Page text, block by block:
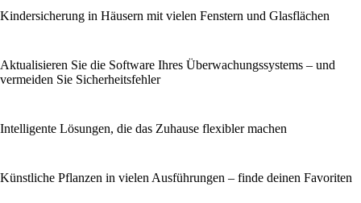
Kindersicherung in Häusern mit vielen Fenstern und Glasflächen
Aktualisieren Sie die Software Ihres Überwachungssystems – und
vermeiden Sie Sicherheitsfehler
Intelligente Lösungen, die das Zuhause flexibler machen
Künstliche Pflanzen in vielen Ausführungen – finde deinen Favoriten